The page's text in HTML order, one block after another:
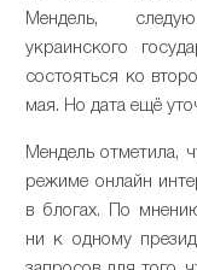
Мендель,
украинского
состояться ко
мая. Но дата ещё
Мендель отметила,
режиме онлайн
в блогах. По
ни к одному